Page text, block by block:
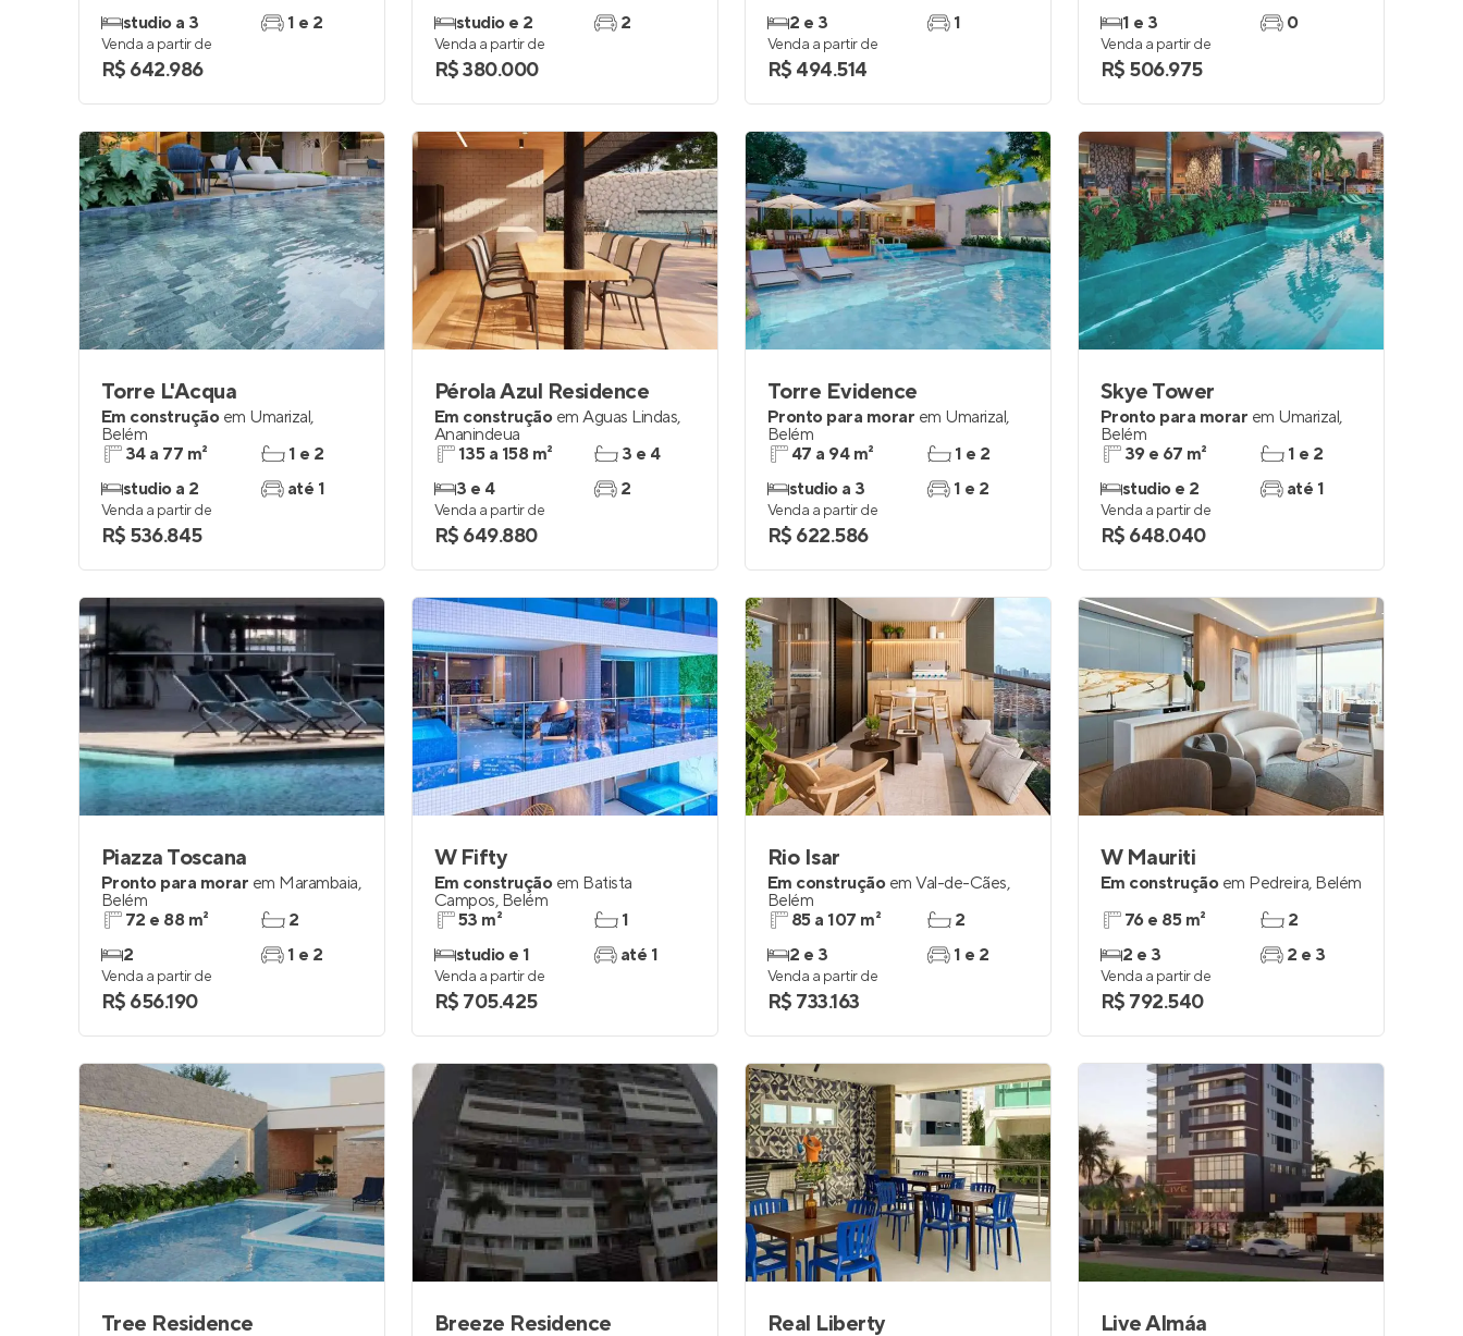
studio a 3
1 e 2
Venda a partir de
R$ 642.986
studio e 2
2
Venda a partir de
R$ 380.000
2 e 3
1
Venda a partir de
R$ 494.514
1 e 3
0
Venda a partir de
R$ 506.975
Torre L'Acqua
Em construção em Umarizal,
Belém
34 a 77 m²
studio a 2
1 e 2
até 1
Venda a partir de
R$ 536.845
Pérola Azul Residence
Em construção em Águas Lindas,
Ananindeua
135 a 158 m²
3 e 4
3 e 4
2
Venda a partir de
R$ 649.880
Torre Evidence
Pronto para morar em Umarizal,
Belém
47 a 94 m²
studio a 3
1 e 2
1 e 2
Venda a partir de
R$ 622.586
Skye Tower
Pronto para morar em Umarizal,
Belém
39 e 67 m²
studio e 2
1 e 2
até 1
Venda a partir de
R$ 648.040
Piazza Toscana
Pronto para morar em Marambaia,
Belém
72 e 88 m²
2
2
1 e 2
Venda a partir de
R$ 656.190
W Fifty
Em construção em Batista
Campos, Belém
53 m²
studio e 1
1
até 1
Venda a partir de
R$ 705.425
Rio Isar
Em construção em Val-de-Cães,
Belém
85 a 107 m²
2 e 3
2
1 e 2
Venda a partir de
R$ 733.163
W Mauriti
Em construção em Pedreira, Belém
76 e 85 m²
2 e 3
2
2 e 3
Venda a partir de
R$ 792.540
Tree Residence Breeze Residence Real Liberty Live Almáa